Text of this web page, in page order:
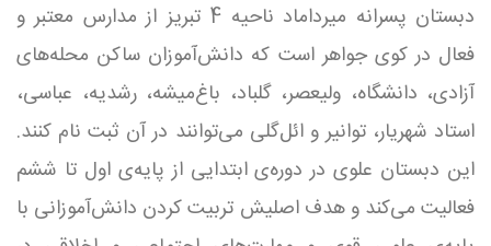
دبستان پسرانه میرداماد ناحیه 4 تبریز از مدارس معتبر و
فعال در کوی جواهر است که دانش‌آموزان ساکن محله‌های
آزادی، دانشگاه، ولیعصر، گلباد، باغ‌میشه، رشدیه، عباسی،
استاد شهریار، توانیر و ائل‌گلی می‌توانند در آن ثبت نام کنند.
این دبستان علوی در دوره‌ی ابتدایی از پایه‌ی اول تا ششم
فعالیت می‌کند و هدف اصلیش تربیت کردن دانش‌آموزانی با